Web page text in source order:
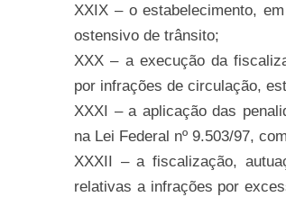
XXIX – o estabelecimento,
ostensivo de trânsito;
XXX – a execução da
por infrações de circulação,
XXXI – a aplicação das
na Lei Federal nº 9.503/97,
XXXII – a fiscalização,
relativas a infrações por